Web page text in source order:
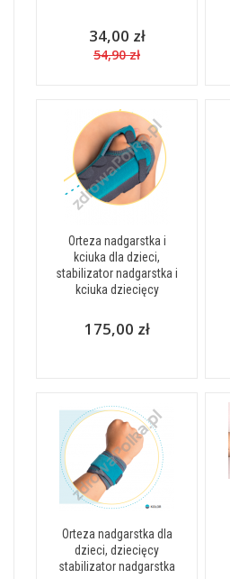
34,00 zł
54,90 zł
Orteza nadgarstka i
kciuka dla dzieci,
stabilizator nadgarstka i
kciuka dziecięcy
175,00 zł
Orteza nadgarstka dla
dzieci, dziecięcy
stabilizator nadgarstka